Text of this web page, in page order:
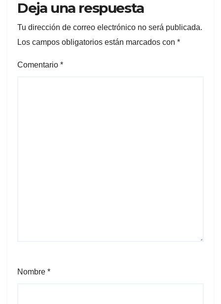
Deja una respuesta
Tu dirección de correo electrónico no será publicada.
Los campos obligatorios están marcados con *
Comentario *
Nombre *